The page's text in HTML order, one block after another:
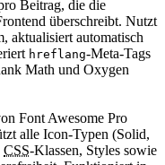
Beitrag, die die
überschreibt. Nutzt
aktualisiert automatisch
hreflang-Meta-Tags
Math und Oxygen
Font Awesome Pro
alle Icon-Typen (Solid,
CSS-Klassen, Styles sowie